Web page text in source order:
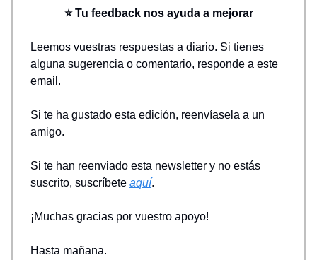
⭐ Tu feedback nos ayuda a mejorar
Leemos vuestras respuestas a diario. Si tienes
alguna sugerencia o comentario, responde a este
email.
Si te ha gustado esta edición, reenvíasela a un
amigo.
Si te han reenviado esta newsletter y no estás
suscrito, suscríbete aquí.
¡Muchas gracias por vuestro apoyo!
Hasta mañana.